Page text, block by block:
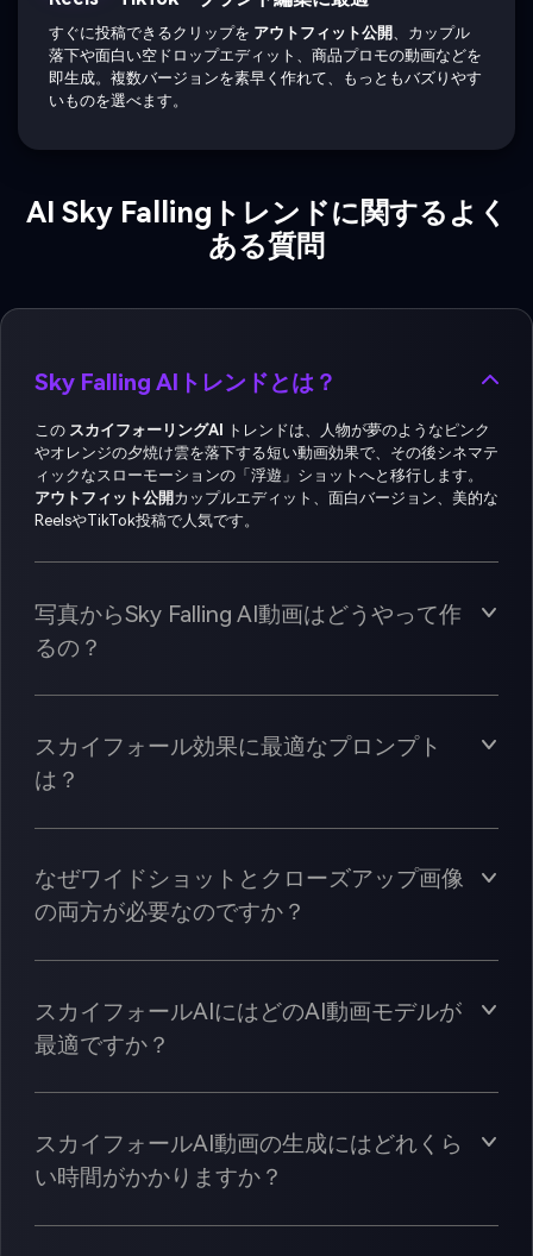
すぐに投稿できるクリップを アウトフィット公開 、カップル
落下や面白い空ドロップエディット、商品プロモの動画などを
即生成。複数バージョンを素早く作れて、もっともバズりやす
いものを選べます。
AI Sky Fallingトレンドに関するよく
ある質問
Sky Falling AIトレンドとは？
この スカイフォーリングAI
トレンドは、人物が夢のようなピンク
やオレンジの夕焼け雲を落下する短い動画効果で、その後シネマテ
ィックなスローモーションの「浮遊」ショットへと移行します。
アウトフィット公開 カップルエディット、面白バージョン、美的な
ReelsやTikTok投稿で人気です。
写真からSky Falling AI動画はどうやって作
るの？
スカイフォール効果に最適なプロンプト
は？
なぜワイドショットとクローズアップ画像
の両方が必要なのですか？
スカイフォールAIにはどのAI動画モデルが
最適ですか？
スカイフォールAI動画の生成にはどれくら
い時間がかかりますか？